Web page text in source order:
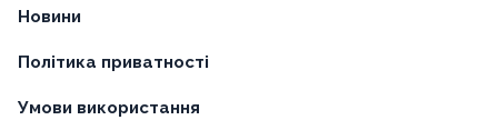
Новини
Політика приватності
Умови використання